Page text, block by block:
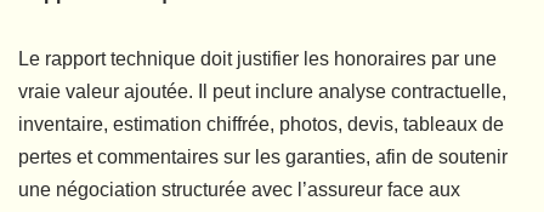
Le rapport technique doit justifier les honoraires par une
vraie valeur ajoutée. Il peut inclure analyse contractuelle,
inventaire, estimation chiffrée, photos, devis, tableaux de
pertes et commentaires sur les garanties, afin de soutenir
une négociation structurée avec l’assureur face aux